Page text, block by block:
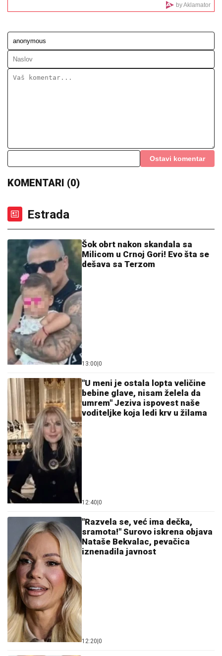
SELIDBU! PRETNJE, TUŽBE OD
200.000 EVRA i USLOVI za Elitu 10
je svet (VIDEO)
"TO JE TUŽNO, NISAM ZNALA ŠTA JE
Seka Aleksić na ivici suza otkrila kada
je prvi put otišla na letovanje i umalo
se rasplakala
PAKAO KOD VOLČANSKA
avijacija žestoko udarila na grupe
stranih plaćenika – našli se na nišanu
kod Harkova
PONOVO BLISTA "ČIPKA" U DRVETU: U
Svetog Arhangela Gavrila u Molovinu, obnovljen
ikonostas urađen u 18. veku
(VIDEO)"BOG ME SAČUVAO"
što je Dragan Stanković objavio
veliko slavlje u svom domu
DOŽIVEO ŠOK NA GRANICI:Morao da
izađe iz autobusa, kazna ga koštala
letovanja